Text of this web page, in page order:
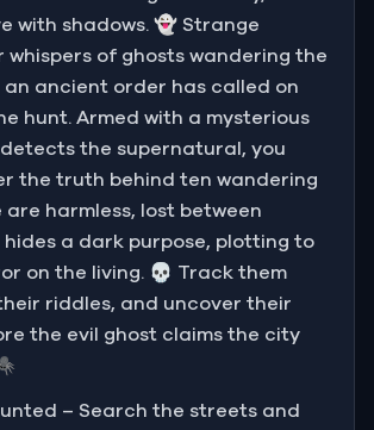
with shadows. 👻 Strange
whispers of ghosts wandering the
an ancient order has called on
hunt. Armed with a mysterious
the supernatural, you
the truth behind ten wandering
are harmless, lost between
hides a dark purpose, plotting to
on the living. 💀 Track them
riddles, and uncover their
the evil ghost claims the city
– Search the streets and